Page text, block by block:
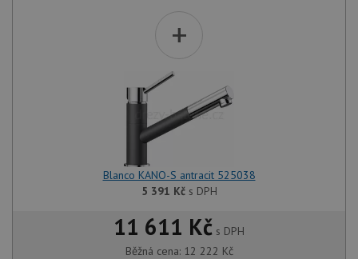
+
Blanco KANO-S antracit 525038
5 391 Kčs DPH
11 611 Kč s DPH
Běžná cena: 12 222 Kč